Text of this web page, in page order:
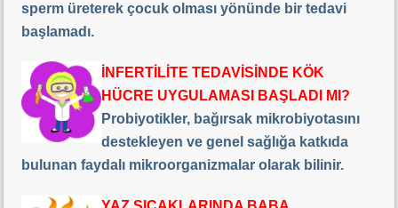
sperm üreterek çocuk olması yönünde bir tedavi
başlamadı.
İNFERTİLİTE TEDAVİSİNDE KÖK
HÜCRE UYGULAMASI BAŞLADI MI?
Probiyotikler, bağırsak mikrobiyotasını
destekleyen ve genel sağlığa katkıda
bulunan faydalı mikroorganizmalar olarak bilinir.